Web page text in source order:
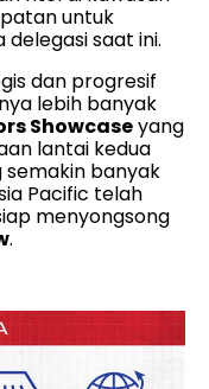
untuk
saat ini.
dan progresif
lebih banyak
Showcaseyang
lantai kedua
banyak
Pacific telah
menyongsong
.